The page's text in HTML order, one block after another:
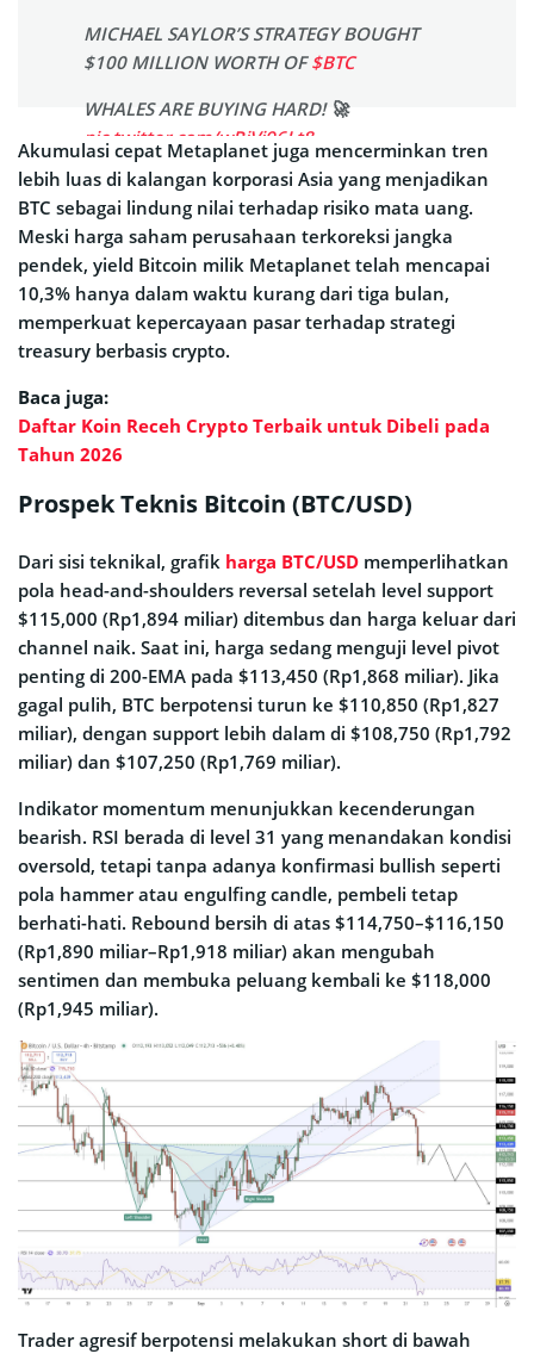
MICHAEL SAYLOR’S STRATEGY BOUGHT
$100 MILLION WORTH OF$BTC
WHALES ARE BUYING HARD! 🚀
pic.twitter.com/wRjVi96Lt8
— ardizor 🧙‍♂️ (@ardizor)
September 22, 2025
Akumulasi cepat Metaplanet juga mencerminkan tren
lebih luas di kalangan korporasi Asia yang menjadikan
BTC sebagai lindung nilai terhadap risiko mata uang.
Meski harga saham perusahaan terkoreksi jangka
pendek, yield Bitcoin milik Metaplanet telah mencapai
10,3% hanya dalam waktu kurang dari tiga bulan,
memperkuat kepercayaan pasar terhadap strategi
treasury berbasis crypto.
Baca juga:
Daftar Koin Receh Crypto Terbaik untuk Dibeli pada
Tahun 2026
Prospek Teknis Bitcoin (BTC/USD)
Dari sisi teknikal, grafik harga BTC/USD memperlihatkan
pola head-and-shoulders reversal setelah level support
$115,000 (Rp1,894 miliar) ditembus dan harga keluar dari
channel naik. Saat ini, harga sedang menguji level pivot
penting di 200-EMA pada $113,450 (Rp1,868 miliar). Jika
gagal pulih, BTC berpotensi turun ke $110,850 (Rp1,827
miliar), dengan support lebih dalam di $108,750 (Rp1,792
miliar) dan $107,250 (Rp1,769 miliar).
Indikator momentum menunjukkan kecenderungan
bearish. RSI berada di level 31 yang menandakan kondisi
oversold, tetapi tanpa adanya konfirmasi bullish seperti
pola hammer atau engulfing candle, pembeli tetap
berhati-hati. Rebound bersih di atas $114,750–$116,150
(Rp1,890 miliar–Rp1,918 miliar) akan mengubah
sentimen dan membuka peluang kembali ke $118,000
(Rp1,945 miliar).
Trader agresif berpotensi melakukan short di bawah